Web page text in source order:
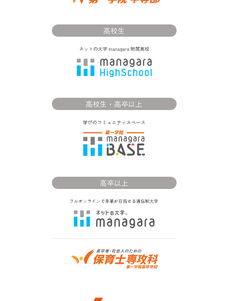
高校生
高校生・高卒以上
高卒以上